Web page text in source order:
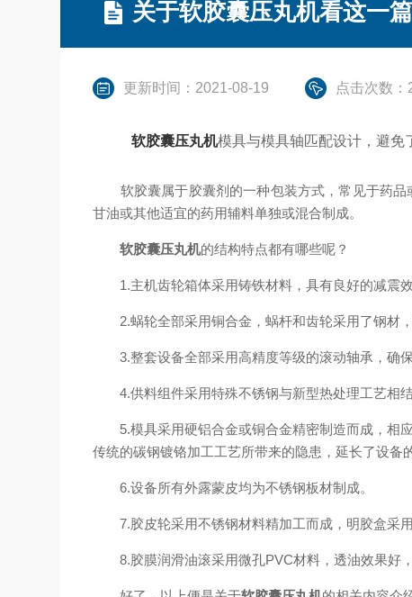
关于软胶囊压丸机看这一
更新时间：2021-08-19 点击次数：
软胶囊压丸机模具与模具轴匹配设计，避免
软胶囊属于胶囊剂的一种包装方式，常见于药品
甘油或其他适宜的药用辅料单独或混合制成。
软胶囊压丸机的结构特点都有哪些呢？
1.主机齿轮箱体采用铸铁材料，具有良好的减震效
2.蜗轮全部采用铜合金，蜗杆和齿轮采用了钢材，
3.整套设备全部采用高精度等级的滚动轴承，确保
4.供料组件采用特殊不锈钢与新型热处理工艺相结
5.模具采用硬铝合金或铜合金精密制造而成，相应
传统的碳钢镀铬加工工艺所带来的隐患，延长了设备
6.设备所有外露蒙皮均为不锈钢板材制成。
7.胶皮轮采用不锈钢材料精加工而成，明胶盒采用
8.胶膜润滑油滚采用微孔PVC材料，透油效果好，